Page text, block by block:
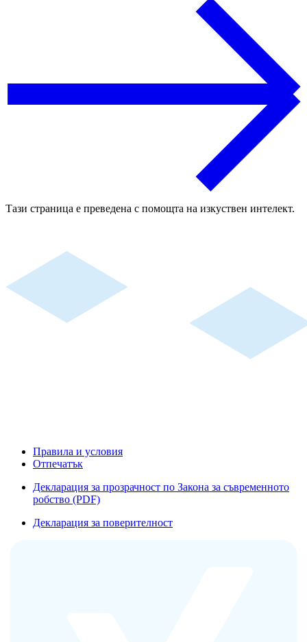
Тази страница е преведена с помощта на изкуствен интелект.
Правила и условия
Отпечатък
Декларация за прозрачност по Закона за съвременното
робство (PDF)
Декларация за поверителност